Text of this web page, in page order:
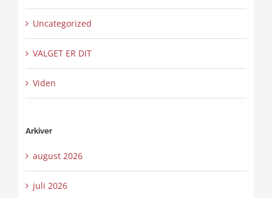
Uncategorized
VALGET ER DIT
Viden
Arkiver
august 2026
juli 2026